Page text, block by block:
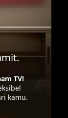
TV!
kamu.